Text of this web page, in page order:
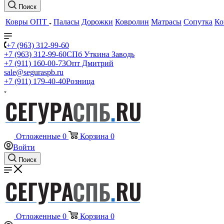
Поиск
Ковры ОПТ Паласы Дорожки Ковролин Матрасы Сопутка
+7 (963) 312-99-60
+7 (963) 312-99-60СПб Уткина Заводь
+7 (911) 160-00-73Опт Дмитрий
sale@seguraspb.ru
+7 (911) 179-40-40Розница
Отложенные 0 Корзина 0
Войти
Поиск
Отложенные 0 Корзина 0